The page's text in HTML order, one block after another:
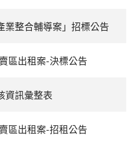
業整合輔導案」招標公告
區出租案-決標公告
資訊彙整表
區出租案-招租公告